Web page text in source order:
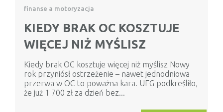
finanse a motoryzacja
KIEDY BRAK OC KOSZTUJE
WIĘCEJ NIŻ MYŚLISZ
Kiedy brak OC kosztuje więcej niż myślisz Nowy
rok przyniósł ostrzeżenie – nawet jednodniowa
przerwa w OC to poważna kara. UFG podkreśliło,
że już 1 700 zł za dzień bez...